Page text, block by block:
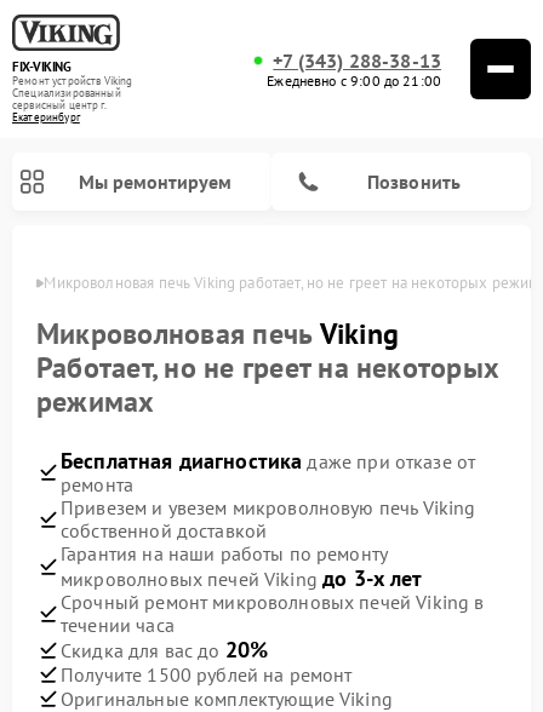
FIX-VIKING
Ремонт устройств Viking
Специализированный
cервисный центр г.
Екатеринбург
+7 (343) 288-38-13
Ежедневно с 9:00 до 21:00
Мы ремонтируем Позвонить
Микроволновая печь Viking работает, но не греет на некоторых
Микроволновая печьViking
Работает, но не греет на некоторых
режимах
Бесплатная диагностика даже при отказе от
ремонта
Привезем и увезем микроволновую печь Viking
собственной доставкой
Гарантия на наши работы по ремонту
микроволновых печей Vikingдо 3-х лет
Срочный ремонт микроволновых печей Viking в
течении часа
Скидка для вас до 20%
Получите 1500 рублей на ремонт
Оригинальные комплектующие Viking